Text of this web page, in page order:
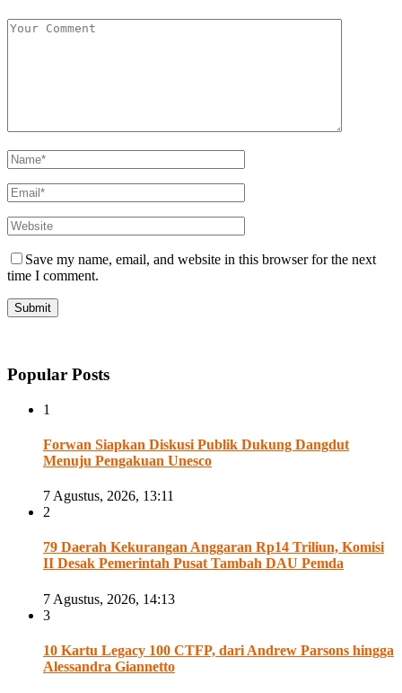
Save my name, email, and website in this browser for the next
time I comment.
Popular Posts
1
Forwan Siapkan Diskusi Publik Dukung Dangdut
Menuju Pengakuan Unesco
7 Agustus, 2026, 13:11
2
79 Daerah Kekurangan Anggaran Rp14 Triliun, Komisi
II Desak Pemerintah Pusat Tambah DAU Pemda
7 Agustus, 2026, 14:13
3
10 Kartu Legacy 100 CTFP, dari Andrew Parsons hingga
Alessandra Giannetto